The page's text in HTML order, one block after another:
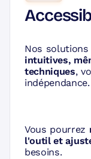
Nos
intuitives,
techniques,
indépendance.
Vous pourrez
l'outil et
besoins.